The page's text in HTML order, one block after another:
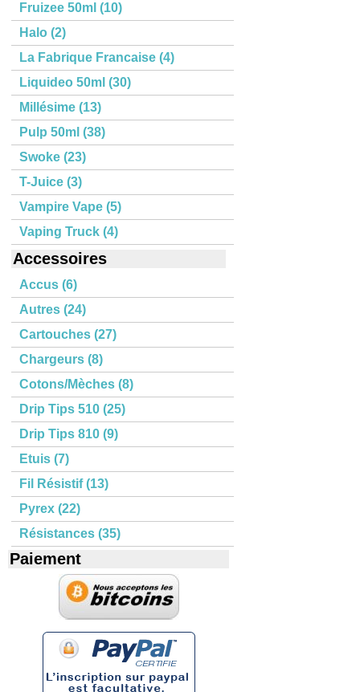
Fruizee 50ml (10)
Halo (2)
La Fabrique Francaise (4)
Liquideo 50ml (30)
Millésime (13)
Pulp 50ml (38)
Swoke (23)
T-Juice (3)
Vampire Vape (5)
Vaping Truck (4)
Accessoires
Accus (6)
Autres (24)
Cartouches (27)
Chargeurs (8)
Cotons/Mèches (8)
Drip Tips 510 (25)
Drip Tips 810 (9)
Etuis (7)
Fil Résistif (13)
Pyrex (22)
Résistances (35)
Paiement